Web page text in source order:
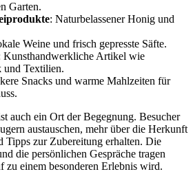
Garten.
: Naturbelassener Honig und
Weine und frisch gepresste Säfte.
Kunsthandwerkliche Artikel wie
und Textilien.
Snacks und warme Mahlzeiten für
auch ein Ort der Begegnung. Besucher
austauschen, mehr über die Herkunft
Tipps zur Zubereitung erhalten. Die
die persönlichen Gespräche tragen
zu einem besonderen Erlebnis wird.